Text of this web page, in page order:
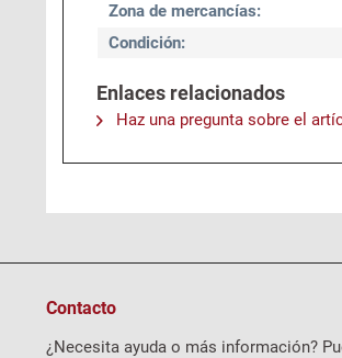
Zona de mercancías:
Condición:
Enlaces relacionados
Haz una pregunta sobre el
Contacto
¿Necesita ayuda o más información?